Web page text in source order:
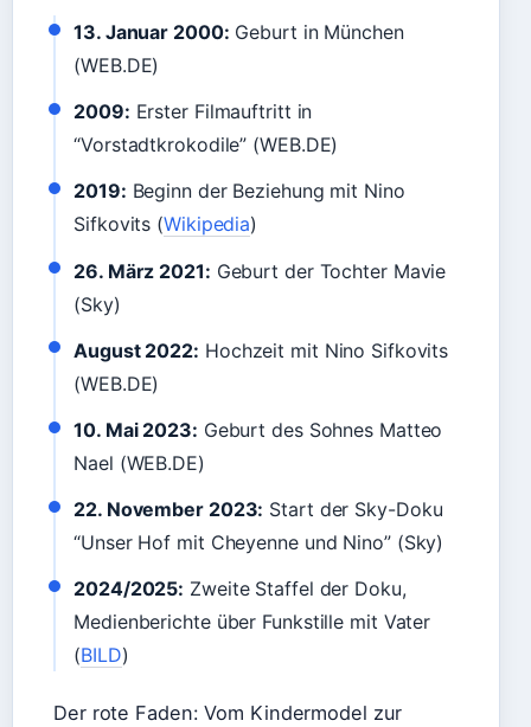
13. Januar 2000: Geburt in München
(WEB.DE)
2009: Erster Filmauftritt in
“Vorstadtkrokodile” (WEB.DE)
2019: Beginn der Beziehung mit Nino
Sifkovits (Wikipedia)
26. März 2021: Geburt der Tochter Mavie
(Sky)
August 2022: Hochzeit mit Nino Sifkovits
(WEB.DE)
10. Mai 2023: Geburt des Sohnes Matteo
Nael (WEB.DE)
22. November 2023: Start der Sky-Doku
“Unser Hof mit Cheyenne und Nino” (Sky)
2024/2025: Zweite Staffel der Doku,
Medienberichte über Funkstille mit Vater
(BILD)
Der rote Faden: Vom Kindermodel zur